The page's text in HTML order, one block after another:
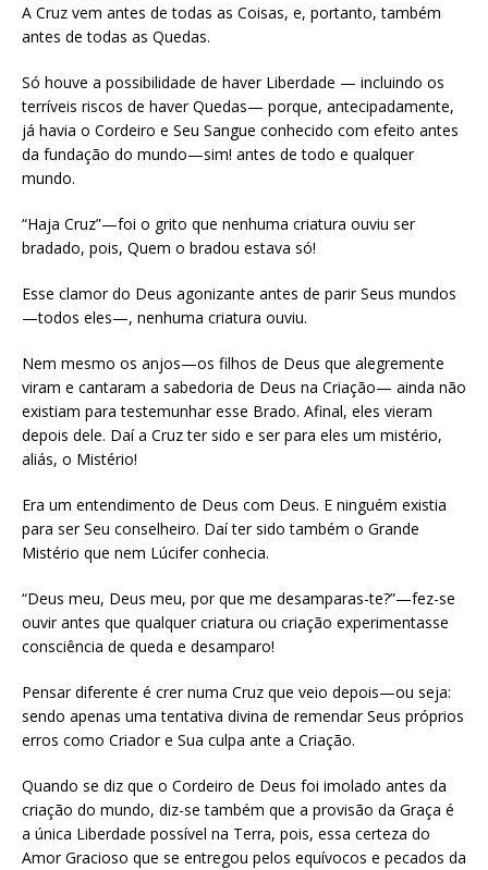
A Cruz vem antes de todas as Coisas, e, portanto, também
antes de todas as Quedas.
Só houve a possibilidade de haver Liberdade — incluindo os
terríveis riscos de haver Quedas— porque, antecipadamente,
já havia o Cordeiro e Seu Sangue conhecido com efeito antes
da fundação do mundo—sim! antes de todo e qualquer
mundo.
“Haja Cruz”—foi o grito que nenhuma criatura ouviu ser
bradado, pois, Quem o bradou estava só!
Esse clamor do Deus agonizante antes de parir Seus mundos
—todos eles—, nenhuma criatura ouviu.
Nem mesmo os anjos—os filhos de Deus que alegremente
viram e cantaram a sabedoria de Deus na Criação— ainda não
existiam para testemunhar esse Brado. Afinal, eles vieram
depois dele. Daí a Cruz ter sido e ser para eles um mistério,
aliás, o Mistério!
Era um entendimento de Deus com Deus. E ninguém existia
para ser Seu conselheiro. Daí ter sido também o Grande
Mistério que nem Lúcifer conhecia.
“Deus meu, Deus meu, por que me desamparas-te?”—fez-se
ouvir antes que qualquer criatura ou criação experimentasse
consciência de queda e desamparo!
Pensar diferente é crer numa Cruz que veio depois—ou seja:
sendo apenas uma tentativa divina de remendar Seus próprios
erros como Criador e Sua culpa ante a Criação.
Quando se diz que o Cordeiro de Deus foi imolado antes da
criação do mundo, diz-se também que a provisão da Graça é
a única Liberdade possível na Terra, pois, essa certeza do
Amor Gracioso que se entregou pelos equívocos e pecados da